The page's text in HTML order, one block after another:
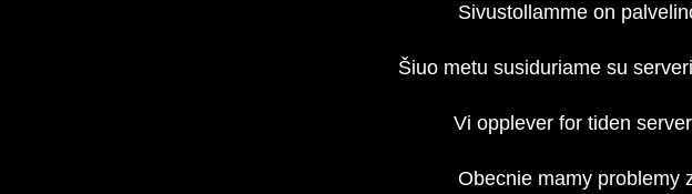
Sivustollamme on
Šiuo metu susiduriame su
Vi opplever for tiden
Obecnie mamy problemy